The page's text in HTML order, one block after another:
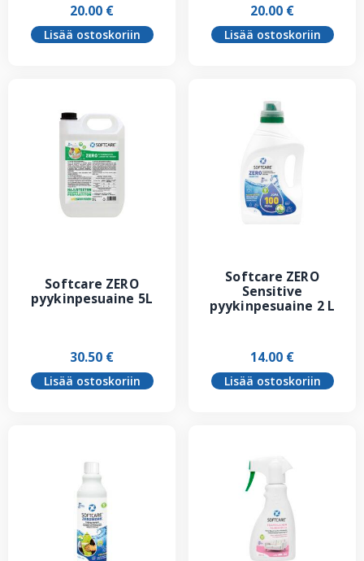
20.00 €
Lisää ostoskoriin
20.00 €
Lisää ostoskoriin
Softcare ZERO
pyykinpesuaine 5L
30.50 €
Lisää ostoskoriin
Softcare ZERO
Sensitive
pyykinpesuaine 2 L
14.00 €
Lisää ostoskoriin